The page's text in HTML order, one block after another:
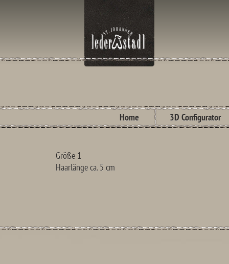
Home 3D Configurator
Größe 1
Haarlänge ca. 5 cm